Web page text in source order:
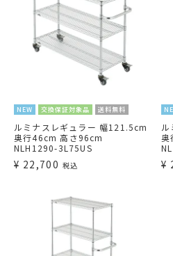
NEW 交換保証対象品 送料無料
ルミナスレギュラー 幅121.5cm
奥行46cm 高さ96cm
NLH1290-3L75US
¥ 22,700 税込
奥
¥